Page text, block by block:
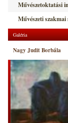
Művészetoktatási
Művészeti szakmai
Galéria
Nagy Judit Borbála